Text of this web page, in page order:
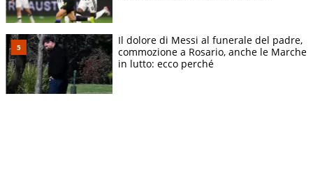
Il dolore di Messi al funerale del padre,
commozione a Rosario, anche le Marche
in lutto: ecco perché